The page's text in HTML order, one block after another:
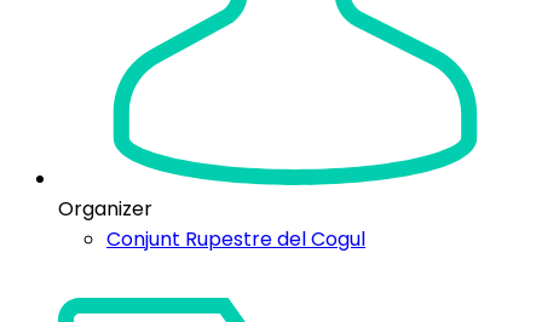
Organizer
Conjunt Rupestre del Cogul